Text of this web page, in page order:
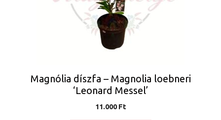
Magnólia díszfa – Magnolia loebneri
‘Leonard Messel’
11.000Ft